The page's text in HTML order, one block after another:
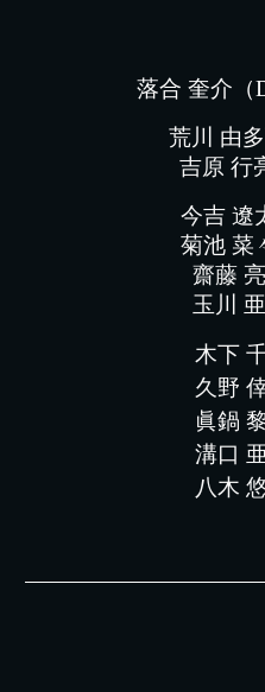
落合 奎介
荒川 由
吉原 行
今吉 遼
菊池 菜
齋藤
玉川
木下
久野
眞鍋
溝口
八木